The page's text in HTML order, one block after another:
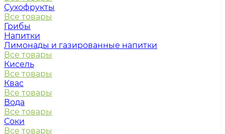
Сухофрукты
Все товары
Грибы
Напитки
Лимонады и газированные напитки
Все товары
Кисель
Все товары
Квас
Все товары
Вода
Все товары
Соки
Все товары